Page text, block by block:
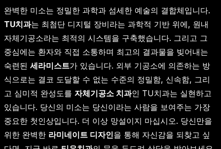
완벽한 미소는 정밀한 과학과 섬세한 예술의 결합체입니다.
TU치과는 최첨단 디지털 장비라는 과학적 기반 위에, 원내
자체기공소라는 최적의 시스템을 구축했습니다. 그리고 그
중심에는 환자와 직접 소통하며 최고의 결과물을 빚어내는
숙련된 세라미스트가 있습니다. 외부 기공소에 의존하는 방
식으로는 결코 도달할 수 없는 수준의 정밀함, 신속함, 그리
고 심미적 완성도를 자체기공소 치과인 TU치과는 실현하고
있습니다. 당신의 미소는 당신이라는 사람을 보여주는 가장
중요한 첫인상입니다. 더 이상 망설이지 마십시오. 당신만을
위한 완벽한 라미네이트 디자인을 통해 자신감을 되찾고 싶